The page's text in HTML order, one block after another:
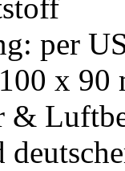
per
x 90
&